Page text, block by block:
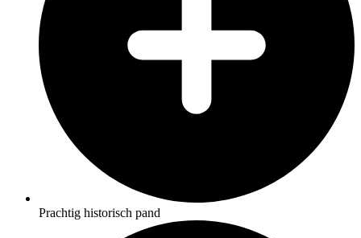
Prachtig historisch pand